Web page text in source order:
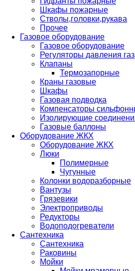
Шкафы пожарные
Стволы,головки,рукава
Прочее
Газовое оборудование
Газовое оборудование
Регуляторы давления
Клапаны
Термозапорные
Краны газовые
Шкафы
Газовая подводка
Компенсаторы
Изолирующие
Газовые баллоны
Оборудование ЖКХ
Оборудование ЖКХ
Люки
Полимерные
Чугунные
Колонки водоразборные
Вантузы
Грязевики
Электроприводы
Редукторы
Водоподогреватели
Сантехника
Сантехника
Раковины
Мойки